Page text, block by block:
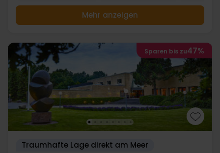
Mehr anzeigen
Sparen bis zu47%
Traumhafte Lage direkt am Meer